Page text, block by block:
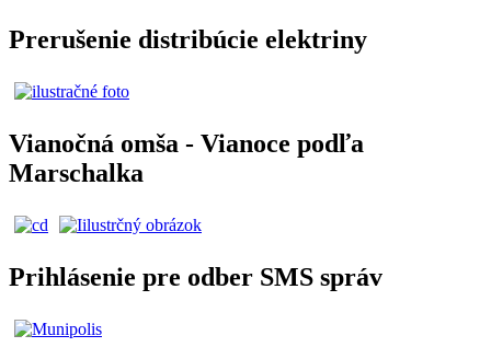
Prerušenie distribúcie elektriny
Vianočná omša - Vianoce podľa
Marschalka
Prihlásenie pre odber SMS správ